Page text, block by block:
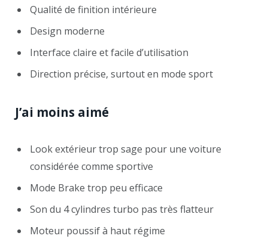
Qualité de finition intérieure
Design moderne
Interface claire et facile d’utilisation
Direction précise, surtout en mode sport
J’ai moins aimé
Look extérieur trop sage pour une voiture
considérée comme sportive
Mode Brake trop peu efficace
Son du 4 cylindres turbo pas très flatteur
Moteur poussif à haut régime